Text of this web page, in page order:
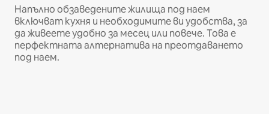
Напълно обзаведените жилища под наем
включват кухня и необходимите ви удобства, за
да живеете удобно за месец или повече. Това е
перфектната алтернатива на преотдаването
под наем.